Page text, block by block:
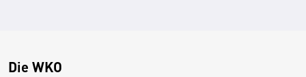
Die WKO